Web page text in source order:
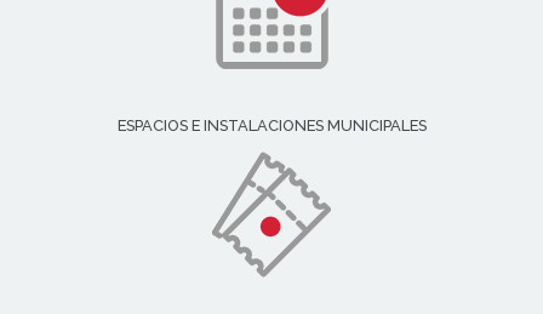
ESPACIOS E INSTALACIONES MUNICIPALES